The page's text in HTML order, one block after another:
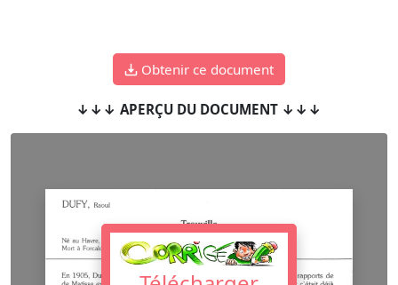
Obtenir ce document
↓↓↓ APERÇU DU DOCUMENT ↓↓↓